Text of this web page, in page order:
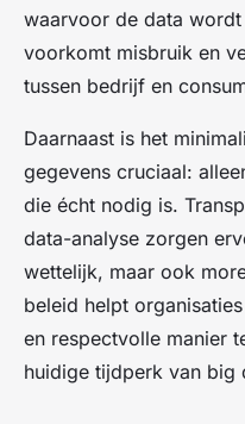
waarvoor de data
voorkomt misbruik en
tussen bedrijf en
Daarnaast is het
gegevens cruciaal:
die écht nodig is.
data-analyse zorgen
wettelijk, maar ook
beleid helpt
en respectvolle manier
huidige tijdperk van big